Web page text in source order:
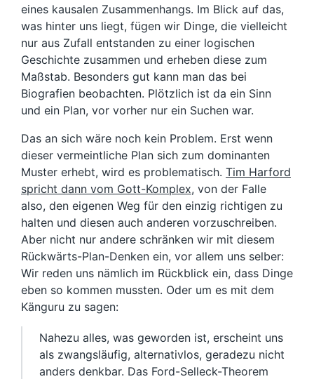
eines kausalen Zusammenhangs. Im Blick auf das,
was hinter uns liegt, fügen wir Dinge, die vielleicht
nur aus Zufall entstanden zu einer logischen
Geschichte zusammen und erheben diese zum
Maßstab. Besonders gut kann man das bei
Biografien beobachten. Plötzlich ist da ein Sinn
und ein Plan, vor vorher nur ein Suchen war.
Das an sich wäre noch kein Problem. Erst wenn
dieser vermeintliche Plan sich zum dominanten
Muster erhebt, wird es problematisch. Tim Harford
spricht dann vom Gott-Komplex, von der Falle
also, den eigenen Weg für den einzig richtigen zu
halten und diesen auch anderen vorzuschreiben.
Aber nicht nur andere schränken wir mit diesem
Rückwärts-Plan-Denken ein, vor allem uns selber:
Wir reden uns nämlich im Rückblick ein, dass Dinge
eben so kommen mussten. Oder um es mit dem
Känguru zu sagen:
Nahezu alles, was geworden ist, erscheint uns
als zwangsläufig, alternativlos, geradezu nicht
anders denkbar. Das Ford-Selleck-Theorem